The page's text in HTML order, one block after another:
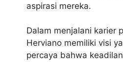
aspirasi mereka.
Dalam menjalani karier
Herviano memiliki visi
percaya bahwa